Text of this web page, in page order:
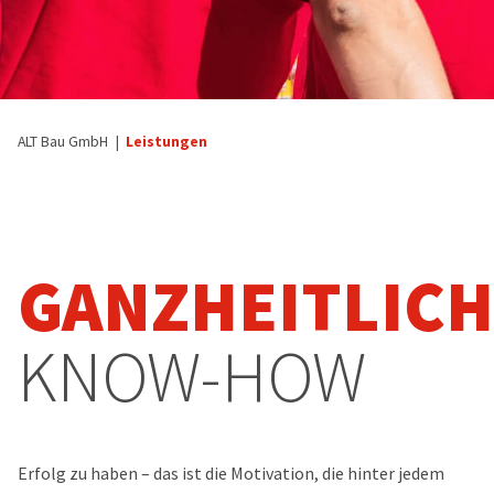
ALT Bau GmbH Leistungen
KNOW-HOW
Erfolg zu haben – das ist die Motivation, die hinter jedem